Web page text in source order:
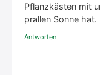
Pflanz­käs­ten mit
pral­len Son­ne hat.
Antworten